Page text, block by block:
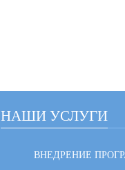
НАШИ УСЛУГИ
ВНЕДРЕНИЕ